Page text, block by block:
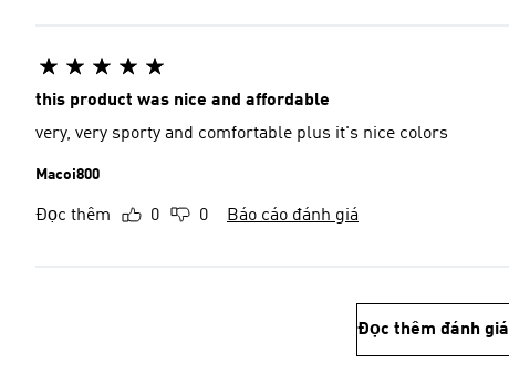
this product was nice and affordable
very, very sporty and comfortable plus it's nice colors
Macoi800
Đọc thêm 0 0 Báo cáo đánh giá
Đọc thêm đánh giá